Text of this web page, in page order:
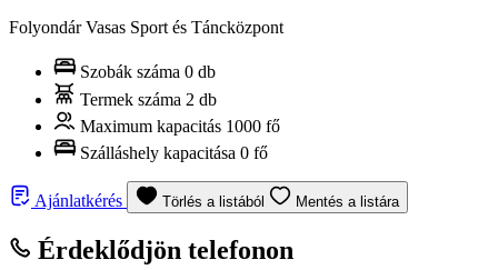
Folyondár Vasas Sport és Táncközpont
Szobák száma 0 db
Termek száma 2 db
Maximum kapacitás 1000 fő
Szálláshely kapacitása 0 fő
Ajánlatkérés Törlés a listából Mentés a listára
Érdeklődjön telefonon